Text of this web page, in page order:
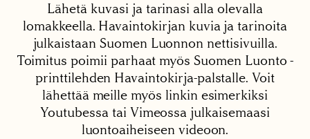
Lähetä kuvasi ja tarinasi alla olevalla
lomakkeella. Havaintokirjan kuvia ja tarinoita
julkaistaan Suomen Luonnon nettisivuilla.
Toimitus poimii parhaat myös Suomen Luonto -
printtilehden Havaintokirja-palstalle. Voit
lähettää meille myös linkin esimerkiksi
Youtubessa tai Vimeossa julkaisemaasi
luontoaiheiseen videoon.